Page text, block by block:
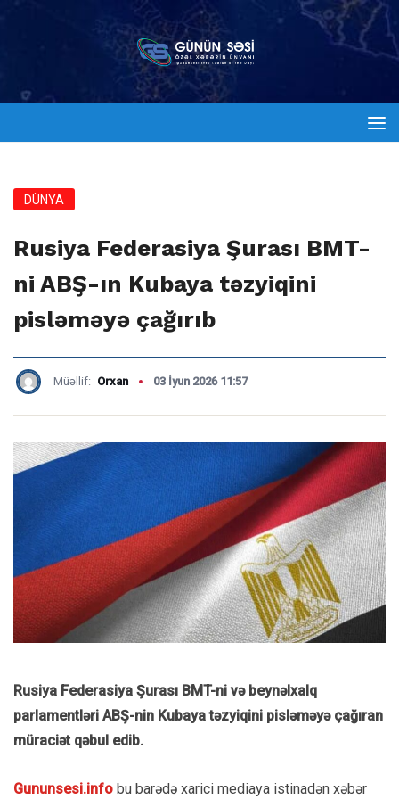
DÜNYA
Rusiya Federasiya Şurası BMT-
ni ABŞ-ın Kubaya təzyiqini
pisləməyə çağırıb
Müəllif: Orxan 03 İyun 2026 11:57
Rusiya Federasiya Şurası BMT-ni və beynəlxalq
parlamentləri ABŞ-nin Kubaya təzyiqini pisləməyə çağıran
müraciət qəbul edib.
Gununsesi.info bu barədə xarici mediaya istinadən xəbər